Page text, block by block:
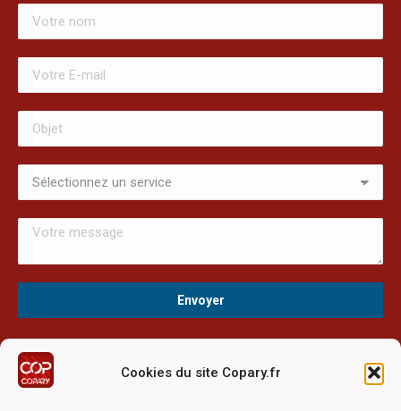
Cookies du site Copary.fr
Ce site a été réalisé avec le soutien financier de l'Union